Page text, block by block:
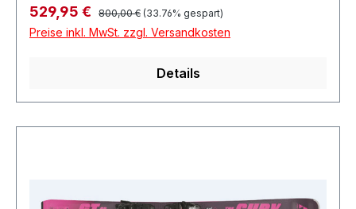
Verkaufspreis:
529,95 € Regulärer Preis:
800,00 € (33.76% gespart)
Preise inkl. MwSt. zzgl. Versandkosten
Details